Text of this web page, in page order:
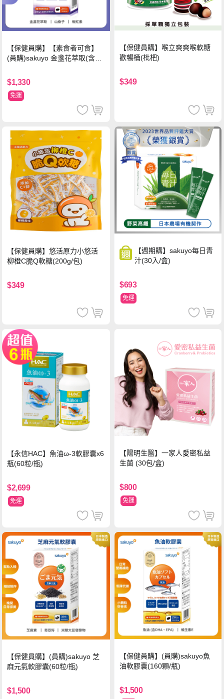
【保健員購】【素食者可食】
(員購)sakuyo 金盞花萃取(含葉
瓶)
$1,330
免運
【保健員購】喉立爽爽喉軟糖
歡暢桶(枇杷)
$349
【保健員購】悠活原力小悠活
柳橙C脆Q軟糖(200g/包)
$349
【週期購】sakuyo每日青
汁(30入/盒)
$693
免運
【永信HAC】魚油ω-3軟膠囊x6
瓶(60粒/瓶)
$2,699
免運
【陽明生醫】一家人愛密私益
生菌 (30包/盒)
$800
免運
【保健員購】(員購)sakuyo 芝
麻元氣軟膠囊(60粒/瓶)
$1,500
【保健員購】(員購)sakuyo魚
油軟膠囊(160顆/瓶)
$1,500